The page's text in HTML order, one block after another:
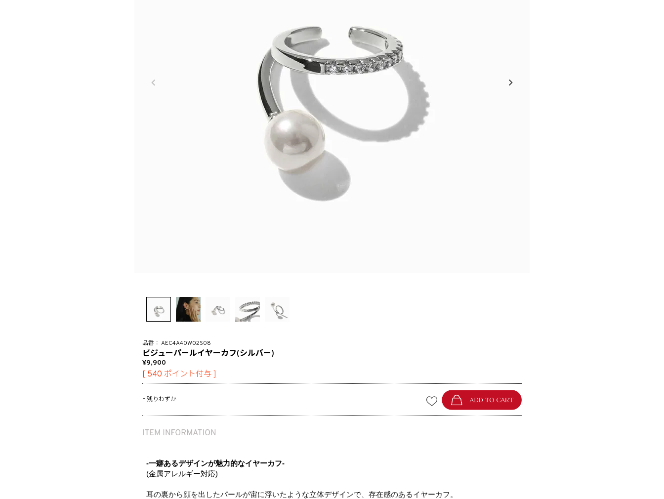
AEC4A40W02S08
ビジューパールイヤーカフ(シルバー)
9,900
[ 540 ポイント付与 ]
- 残りわずか
-一癖あるデザインが魅力的なイヤーカフ-
(金属アレルギー対応)
耳の裏から顔を出したパールが宙に浮いたような立体デザインで、存在感のあるイヤーカフ。